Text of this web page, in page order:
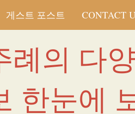
게스트 포스트 CONTACT
례의 다
한눈에